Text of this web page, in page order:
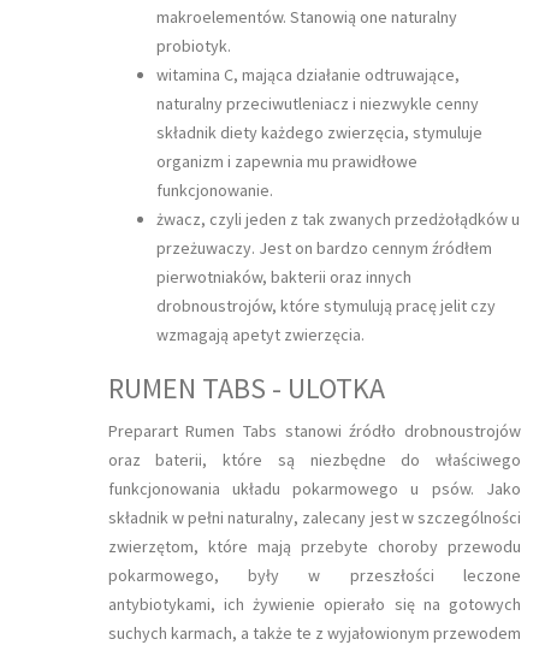
makroelementów. Stanowią one naturalny
probiotyk.
witamina C, mająca działanie odtruwające,
naturalny przeciwutleniacz i niezwykle cenny
składnik diety każdego zwierzęcia, stymuluje
organizm i zapewnia mu prawidłowe
funkcjonowanie.
żwacz, czyli jeden z tak zwanych przedżołądków u
przeżuwaczy. Jest on bardzo cennym źródłem
pierwotniaków, bakterii oraz innych
drobnoustrojów, które stymulują pracę jelit czy
wzmagają apetyt zwierzęcia.
RUMEN TABS - ULOTKA
Preparart Rumen Tabs stanowi źródło drobnoustrojów
oraz baterii, które są niezbędne do właściwego
funkcjonowania układu pokarmowego u psów. Jako
składnik w pełni naturalny, zalecany jest w szczególności
zwierzętom, które mają przebyte choroby przewodu
pokarmowego, były w przeszłości leczone
antybiotykami, ich żywienie opierało się na gotowych
suchych karmach, a także te z wyjałowionym przewodem